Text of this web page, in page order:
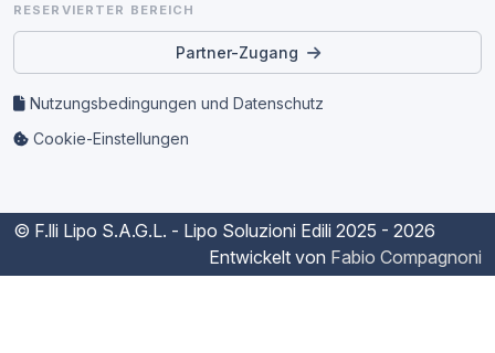
RESERVIERTER BEREICH
Partner-Zugang
Nutzungsbedingungen und Datenschutz
Cookie-Einstellungen
© F.lli Lipo S.A.G.L. - Lipo Soluzioni Edili 2025 - 2026
Entwickelt von Fabio Compagnoni